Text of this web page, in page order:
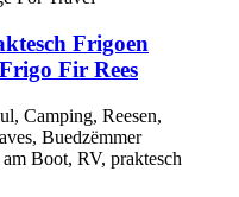
Frigoen
Fir Rees
Camping, Reesen,
Buedzëmmer
Boot, RV, praktesch